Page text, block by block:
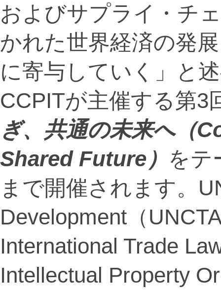
およびサプライ・チ
かれた世界経済の発
に寄与していく」と
CCPITが主催する第3
ぎ、共通の未来へ（
Shared Future ） をテ
まで開催されます。
Development（
International Trade
Intellectual Property